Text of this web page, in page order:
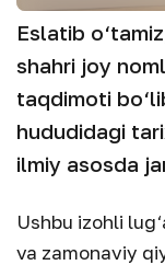
Eslatib
shahri joy
taqdimoti
hududidagi
ilmiy asosda
Ushbu izohli
va zamonaviy